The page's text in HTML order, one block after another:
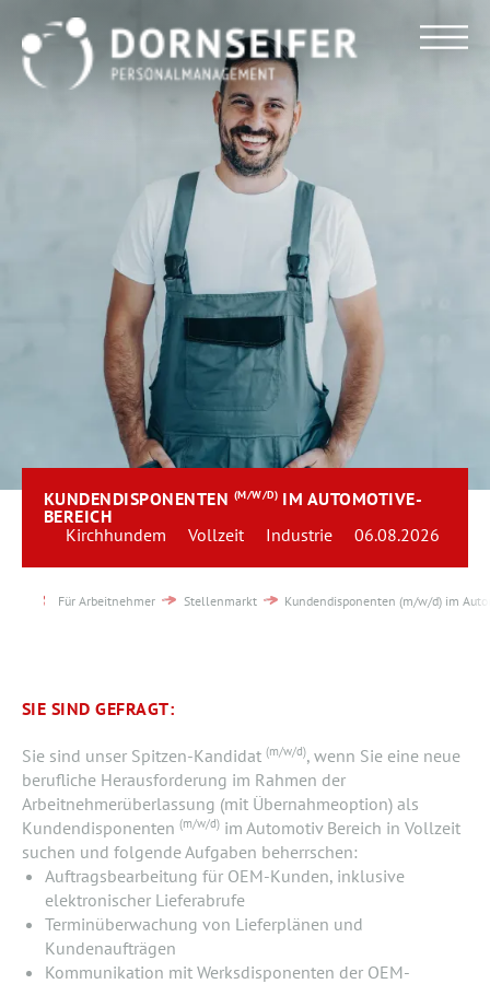
KUNDENDISPONENTEN (M/W/D) IM AUTOMOTIVE-
BEREICH
Kirchhundem
Vollzeit Industrie 06.08.2026
Für Arbeitnehmer Stellenmarkt Kundendisponenten (m/w/d) im
SIE SIND GEFRAGT:
Sie sind unser Spitzen-Kandidat (m/w/d), wenn Sie eine neue
berufliche Herausforderung im Rahmen der
Arbeitnehmerüberlassung (mit Übernahmeoption) als
Kundendisponenten (m/w/d) im Automotiv Bereich in Vollzeit
suchen und folgende Aufgaben beherrschen:
Auftragsbearbeitung für OEM-Kunden, inklusive
elektronischer Lieferabrufe
Terminüberwachung von Lieferplänen und
Kundenaufträgen
Kommunikation mit Werksdisponenten der OEM-
Für Arbeitnehmer
Für Unternehmen
Dornseifer DNA
Referenzen
Stellenmarkt
Blog
Team
Kontakt